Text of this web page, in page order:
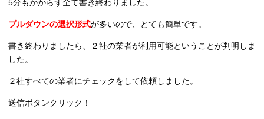
5分もかからず全て書き終わりました。
プルダウンの選択形式が多いので、とても簡単です。
書き終わりましたら、２社の業者が利用可能ということが判明しま
した。
２社すべての業者にチェックをして依頼しました。
送信ボタンクリック！